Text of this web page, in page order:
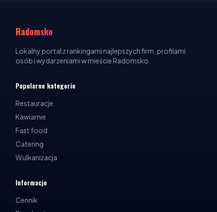
Radomsko
Lokalny portal z rankingami najlepszych firm, profilami
osób i wydarzeniami w mieście Radomsko.
Popularne kategorie
Restauracje
Kawiarnie
Fast food
Catering
Wulkanizacja
Informacje
Cennik